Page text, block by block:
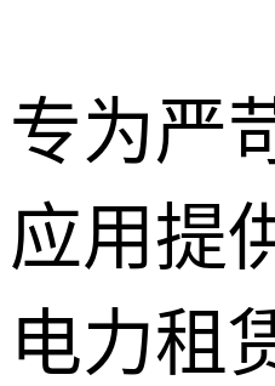
专为严
应用提
电力租
深圳租赁服
惠州租赁服
务
东莞租赁服